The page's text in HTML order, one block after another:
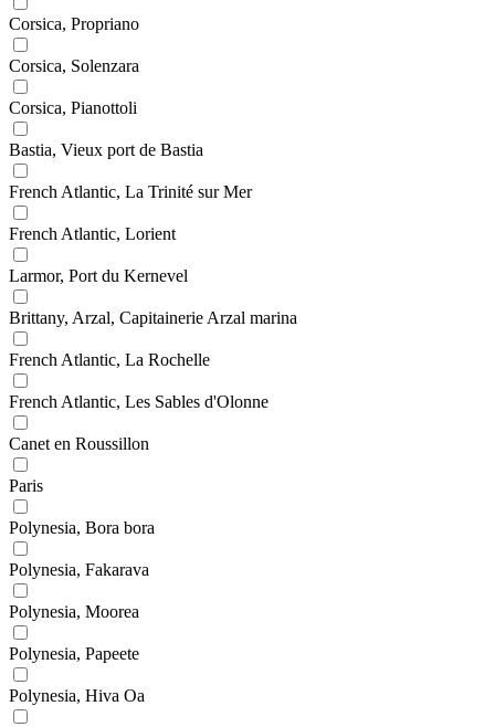
Corsica, Propriano
Corsica, Solenzara
Corsica, Pianottoli
Bastia, Vieux port de Bastia
French Atlantic, La Trinité sur Mer
French Atlantic, Lorient
Larmor, Port du Kernevel
Brittany, Arzal, Capitainerie Arzal marina
French Atlantic, La Rochelle
French Atlantic, Les Sables d'Olonne
Canet en Roussillon
Paris
Polynesia, Bora bora
Polynesia, Fakarava
Polynesia, Moorea
Polynesia, Papeete
Polynesia, Hiva Oa